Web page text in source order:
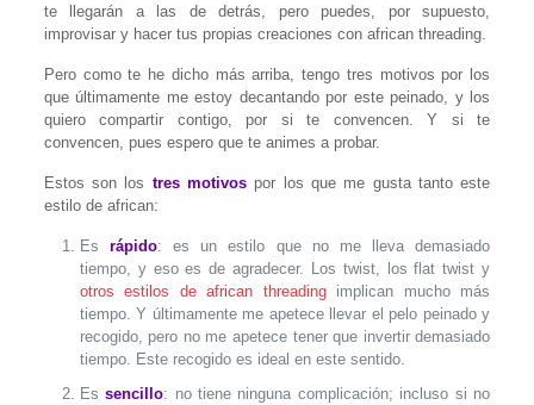
te llegarán a las de detrás, pero puedes, por supuesto,
improvisar y hacer tus propias creaciones con african threading.
Pero como te he dicho más arriba, tengo tres motivos por los
que últimamente me estoy decantando por este peinado, y los
quiero compartir contigo, por si te convencen. Y si te
convencen, pues espero que te animes a probar.
Estos son los tres motivos por los que me gusta tanto este
estilo de african:
Es rápido: es un estilo que no me lleva demasiado
tiempo, y eso es de agradecer. Los twist, los flat twist y
otros estilos de african threadingimplican mucho más
tiempo. Y últimamente me apetece llevar el pelo peinado y
recogido, pero no me apetece tener que invertir demasiado
tiempo. Este recogido es ideal en este sentido.
Essencillo: no tiene ninguna complicación; incluso si no